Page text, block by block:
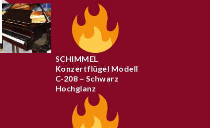
SCHIMMEL
Konzertflügel Modell
C-208 – Schwarz
Hochglanz